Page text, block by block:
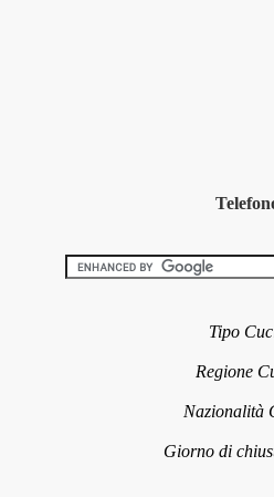
Tipo
Regione
Nazionalità
Giorno di